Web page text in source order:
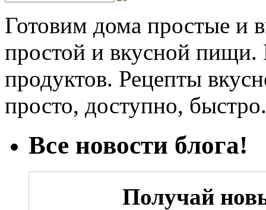
Готовим дома простые и
простой и вкусной пищи.
продуктов. Рецепты
просто, доступно, быстро.
Все новости блога!
Получай